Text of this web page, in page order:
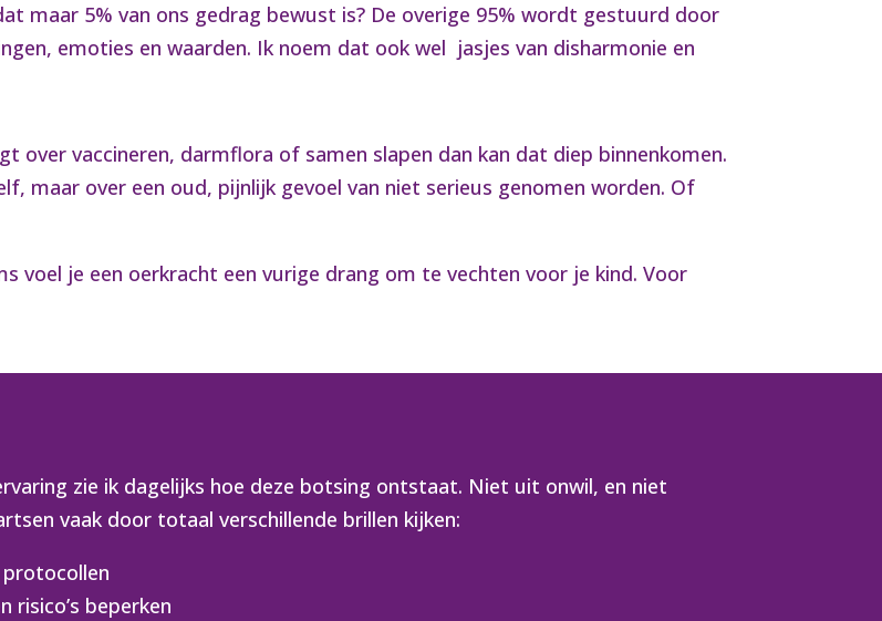
maar 5% van ons gedrag bewust is? De overige 95% wordt gestuurd door
emoties en waarden. Ik noem dat ook wel jasjes van disharmonie en
over vaccineren, darmflora of samen slapen dan kan dat diep binnenkomen.
maar over een oud, pijnlijk gevoel van niet serieus genomen worden. Of
voel je een oerkracht een vurige drang om te vechten voor je kind. Voor
zie ik dagelijks hoe deze botsing ontstaat. Niet uit onwil, en niet
vaak door totaal verschillende brillen kijken:
beperken